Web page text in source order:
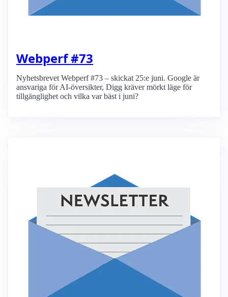
Webperf #73
Nyhetsbrevet Webperf #73 – skickat 25:e juni. Google är
ansvariga för AI-översikter, Digg kräver mörkt läge för
tillgänglighet och vilka var bäst i juni?